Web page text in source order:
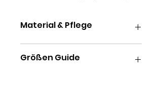
Material & Pflege
Größe: Perfekt für kleine Hunde
Größen Guide